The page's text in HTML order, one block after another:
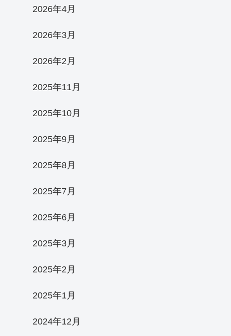
2026年4月
2026年3月
2026年2月
2025年11月
2025年10月
2025年9月
2025年8月
2025年7月
2025年6月
2025年3月
2025年2月
2025年1月
2024年12月